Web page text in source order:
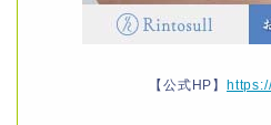
【公式HP】